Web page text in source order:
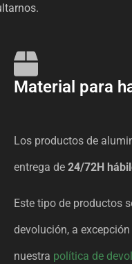
Material para
Los productos de
entrega de 24/72H
Este tipo de productos
devolución, a
nuestra política de